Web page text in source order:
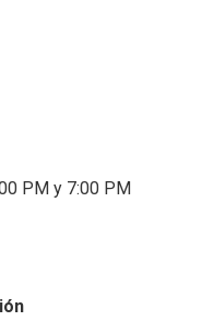
PM y 7:00 PM